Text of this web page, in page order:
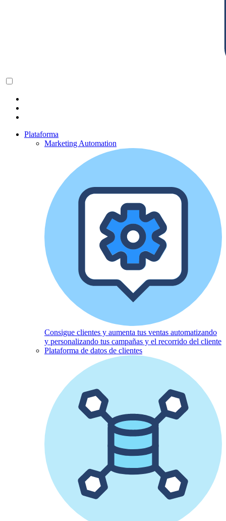
Plataforma
Marketing Automation
Consigue clientes y aumenta tus ventas automatizando
y personalizando tus campañas y el recorrido del cliente
Plataforma de datos de clientes